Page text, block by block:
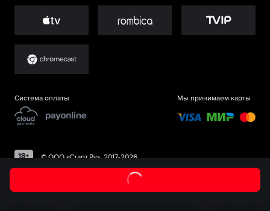
Система оплаты Мы принимаем карты
©ООО «Старт.Ру», 2017-2026